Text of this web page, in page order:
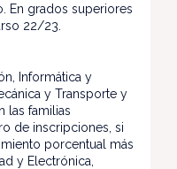
En grados superiores
22/23.
Informática y
y Transporte y
las familias
de inscripciones, si
porcentual más
y Electrónica,